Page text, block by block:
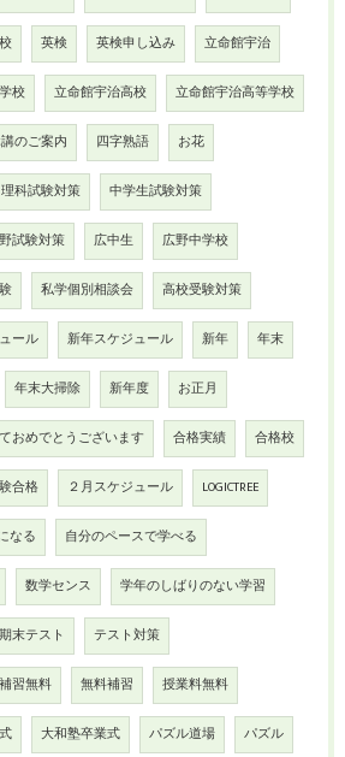
英検 英検申し込み 立命館宇治
校 立命館宇治高校 立命館宇治高等学校
のご案内 四字熟語 お花
理科試験対策 中学生試験対策
試験対策 広中生 広野中学校
私学個別相談会 高校受験対策
ール 新年スケジュール 新年 年末
年末大掃除 新年度 お正月
おめでとうございます 合格実績 合格校
合格 ２月スケジュール LOGICTREE
なる 自分のペースで学べる
数学センス 学年のしばりのない学習
末テスト テスト対策
補習無料 無料補習 授業料無料
大和塾卒業式 パズル道場 パズル